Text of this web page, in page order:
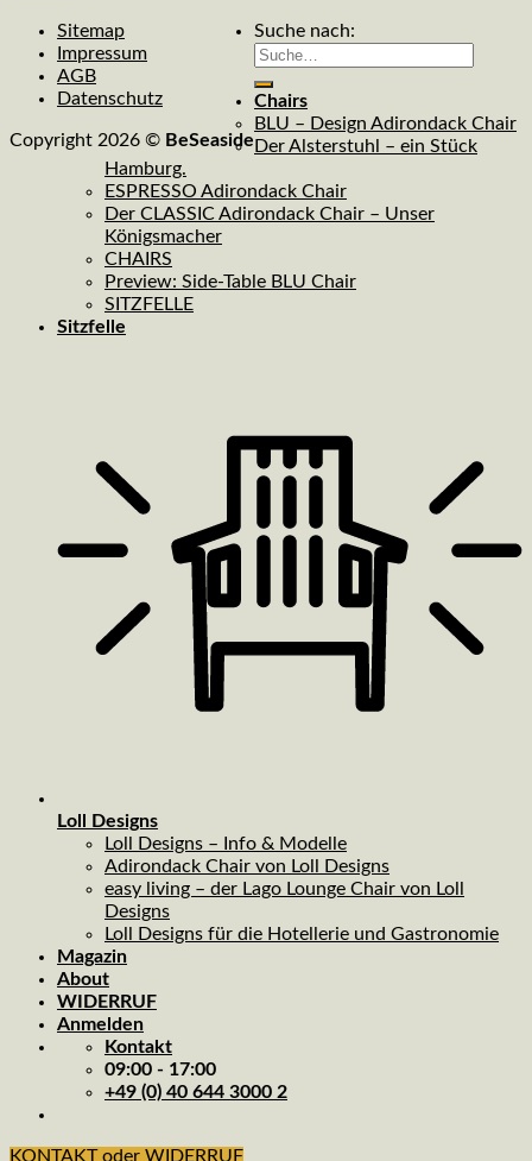
Sitemap
Impressum
AGB
Datenschutz
Copyright 2026 © BeSeaside
Suche nach:
Chairs
BLU – Design Adirondack Chair
Der Alsterstuhl – ein Stück
Hamburg.
ESPRESSO Adirondack Chair
Der CLASSIC Adirondack Chair – Unser
Königsmacher
CHAIRS
Preview: Side-Table BLU Chair
SITZFELLE
Sitzfelle
Loll Designs
Loll Designs – Info & Modelle
Adirondack Chair von Loll Designs
easy living – der Lago Lounge Chair von Loll
Designs
Loll Designs für die Hotellerie und Gastronomie
Magazin
About
WIDERRUF
Anmelden
Kontakt
09:00 - 17:00
+49 (0) 40 644 3000 2
KONTAKT oder WIDERRUF